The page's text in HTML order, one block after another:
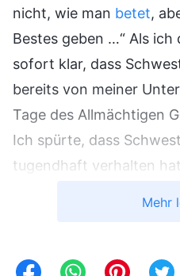
nicht, wie man betet,
Bestes geben …“ Als
sofort klar, dass
bereits von meiner
Tage des Allmächtigen
Ich spürte, dass
tugendhaft verhalten
Brüder und Schwestern
Mehr